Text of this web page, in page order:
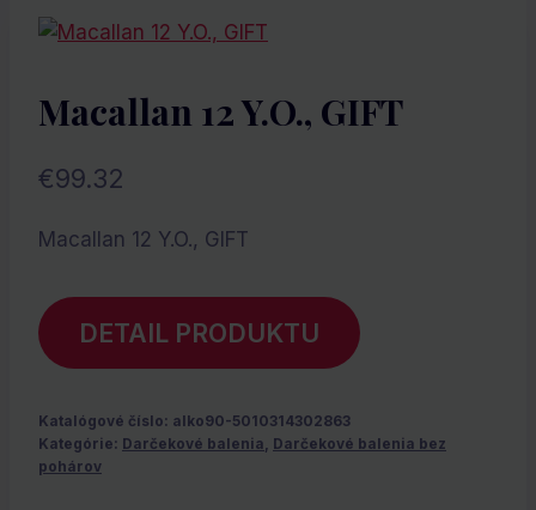
Macallan 12 Y.O., GIFT
€99.32
Macallan 12 Y.O., GIFT
DETAIL PRODUKTU
Katalógové číslo: alko90-5010314302863
Kategórie: Darčekové balenia, Darčekové balenia bez
pohárov